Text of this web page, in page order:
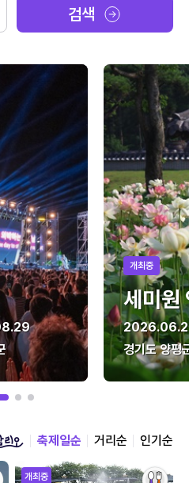
검색
개최중
세미원
경기도 양평
축제일순 거리순 인기순
개최중